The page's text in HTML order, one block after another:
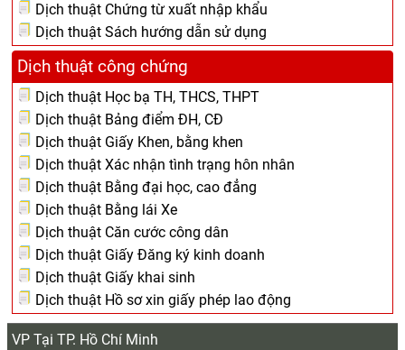
Dịch thuật Chứng từ xuất nhập khẩu
Dịch thuật Sách hướng dẫn sử dụng
Dịch thuật công chứng
Dịch thuật Học bạ TH, THCS, THPT
Dịch thuật Bảng điểm ĐH, CĐ
Dịch thuật Giấy Khen, bằng khen
Dịch thuật Xác nhận tình trạng hôn nhân
Dịch thuật Bằng đại học, cao đẳng
Dịch thuật Bằng lái Xe
Dịch thuật Căn cước công dân
Dịch thuật Giấy Đăng ký kinh doanh
Dịch thuật Giấy khai sinh
Dịch thuật Hồ sơ xin giấy phép lao động
VP Tại TP. Hồ Chí Minh